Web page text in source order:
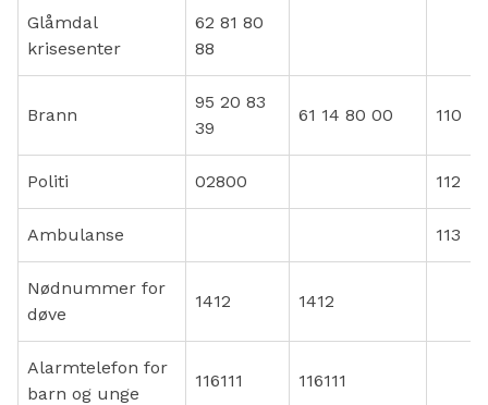
Glåmdal
krisesenter
62 81 80
88
Brann
95 20 83
39
61 14 80 00 110
Politi 02800 112
Ambulanse 113
Nødnummer for
døve
1412 1412
Alarmtelefon for
barn og unge
116111 116111